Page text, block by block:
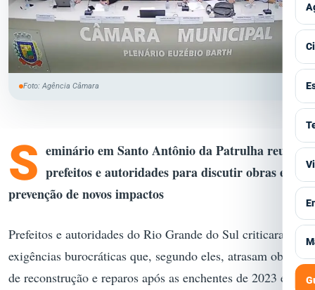
Foto: Agência Câmara
S eminário em Santo Antônio da Patrulha reuniu
prefeitos e autoridades para discutir obras e
prevenção de novos impactos
Prefeitos e autoridades do Rio Grande do Sul criticaram
exigências burocráticas que, segundo eles, atrasam obras
de reconstrução e reparos após as enchentes de 2023 e